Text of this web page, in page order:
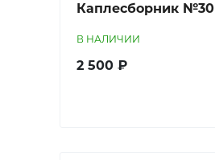
Каплесборник №30
В НАЛИЧИИ
2 500 ₽